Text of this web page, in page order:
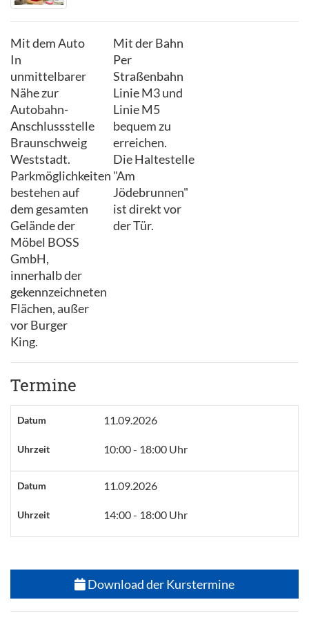
Mit dem Auto
In
unmittelbarer
Nähe zur
Autobahn-
Anschlussstelle
Braunschweig
Weststadt.
Parkmöglichkeiten
bestehen auf
dem gesamten
Gelände der
Möbel BOSS
GmbH,
innerhalb der
gekennzeichneten
Flächen, außer
vor Burger
King.
Mit der Bahn
Per
Straßenbahn
Linie M3 und
Linie M5
bequem zu
erreichen.
Die Haltestelle
"Am
Jödebrunnen"
ist direkt vor
der Tür.
Termine
Datum 11.09.2026
Uhrzeit 10:00 - 18:00 Uhr
Datum 11.09.2026
Uhrzeit 14:00 - 18:00 Uhr
Download der Kurstermine